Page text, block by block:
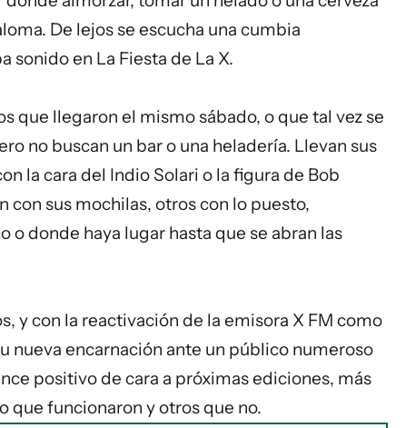
De lejos se escucha una cumbia
sonido en La Fiesta de La X.
que llegaron el mismo sábado, o que tal vez se
no buscan un bar o una heladería. Llevan sus
la cara del Indio Solari o la figura de Bob
con sus mochilas, otros con lo puesto,
o donde haya lugar hasta que se abran las
y con la reactivación de la emisora X FM como
nueva encarnación ante un público numeroso
positivo de cara a próximas ediciones, más
que funcionaron y otros que no.